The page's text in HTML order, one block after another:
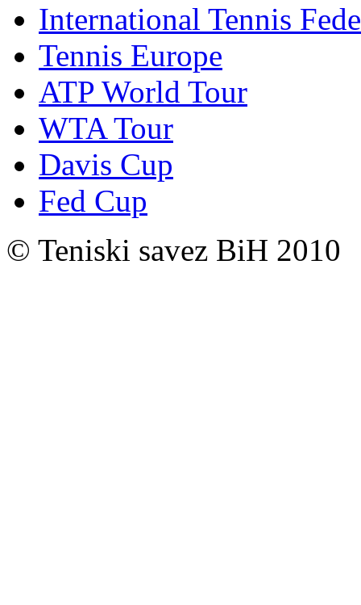
International Tennis
Tennis Europe
ATP World Tour
WTA Tour
Davis Cup
Fed Cup
© Teniski savez BiH 2010